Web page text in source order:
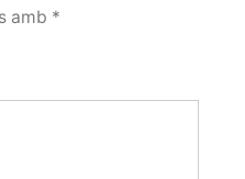
amb *